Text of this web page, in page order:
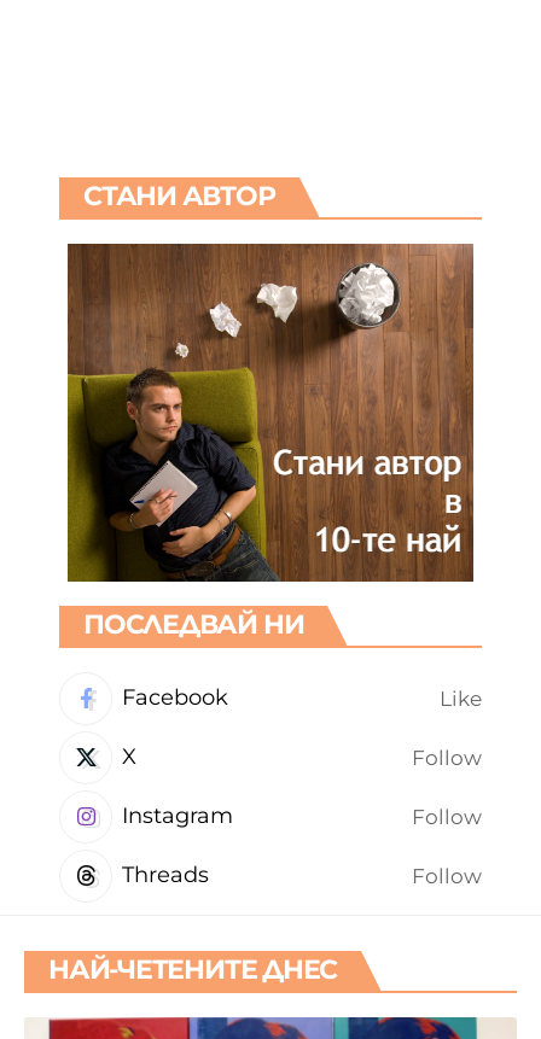
СТАНИ АВТОР
ПОСЛЕДВАЙ НИ
Facebook Like
X Follow
Instagram Follow
Threads Follow
НАЙ-ЧЕТЕНИТЕ ДНЕС